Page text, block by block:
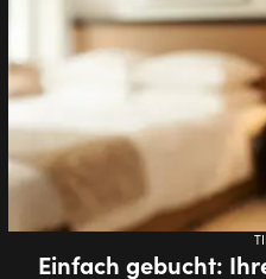
Einfach gebucht: